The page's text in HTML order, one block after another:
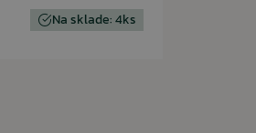
Na sklade: 4ks